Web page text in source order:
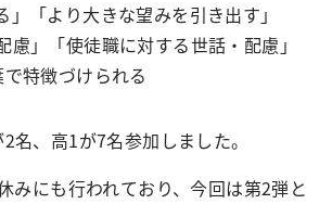
」「より大きな望みを引き出す」
慮」「使徒職に対する世話・配慮」
特徴づけられる
名、高1が7名参加しました。
みにも行われており、今回は第2弾と